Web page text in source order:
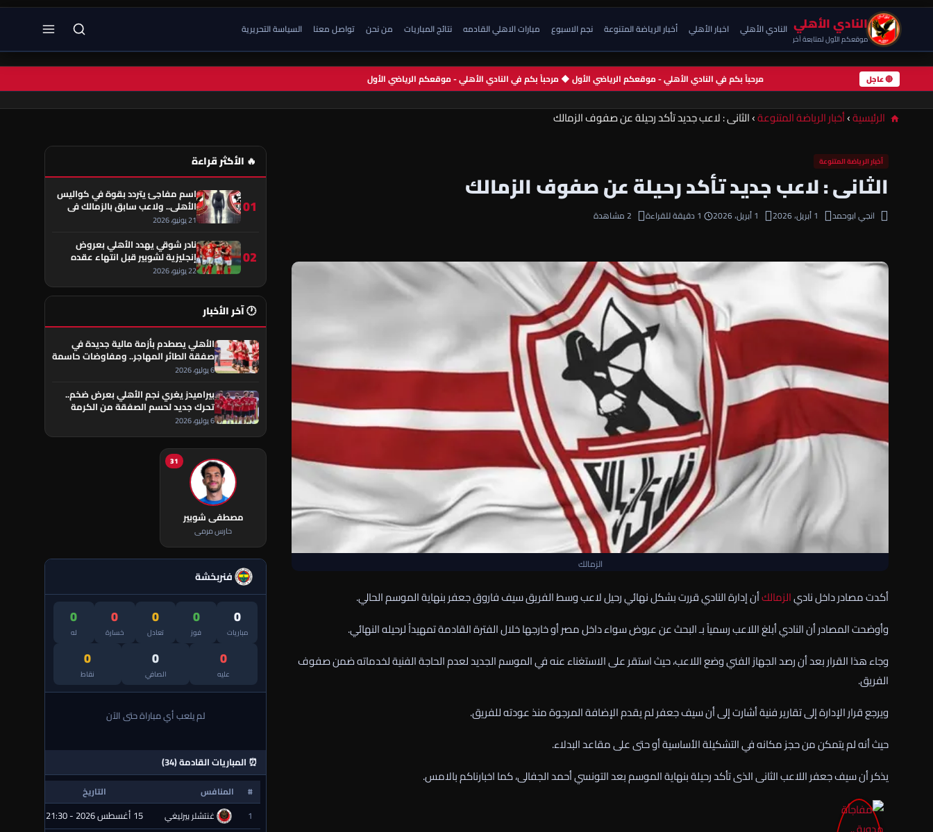
النادي الأهلي
موقعكم الأول لمتابعة آخر
النادي الأهلي اخبار الأهلي أخبار الرياضة المتنوعة نجم الاسبوع مبارات الاهلي القادمه نتائج المباريات من نحن تواصل معنا السياسة التحريرية
🔴 عاجل مرحباً بكم في النادي الأهلي - موقعكم الرياضي الأول ◆ مرحباً بكم في النادي الأهلي - موقعكم الرياضي الأول
الرئيسية›أخبار الرياضة المتنوعة›الثانى : لاعب جديد تأكد رحيلة عن صفوف الزمالك
أخبار الرياضة المتنوعة
الثانى : لاعب جديد تأكد رحيلة عن صفوف الزمالك
انجي ابوحمد 1 أبريل، 2026 1 أبريل، 2026 1 دقيقة للقراءة 2 مشاهدة
الزمالك
أكدت مصادر داخل ناديالزمالكأن إدارة النادي قررت بشكل نهائي رحيل لاعب وسط الفريق سيف فاروق جعفر بنهاية الموسم الحالي.
وأوضحت المصادر أن النادي أبلغ اللاعب رسمياً بـ البحث عن عروض سواء داخل مصر أو خارجها خلال الفترة القادمة تمهيداُ لرحيله النهائي.
وجاء هذا القرار بعد أن رصد الجهاز الفني وضع اللاعب، حيث استقر على الاستغناء عنه في الموسم الجديد لعدم الحاجة الفنية لخدماته ضمن صفوف
الفريق.
ويرجع قرار الإدارة إلى تقارير فنية أشارت إلى أن سيف جعفر لم يقدم الإضافة المرجوة منذ عودته للفريق.
حيث أنه لم يتمكن من حجز مكانه في التشكيلة الأساسية أو حتى على مقاعد البدلاء.
يذكر أن سيف جعفر اللاعب الثانى الذى تأكد رحيلة بنهاية الموسم بعد التونسي أحمد الجفالى، كما اخبارناكم بالامس.
🔥 الأكثر قراءة
01
اسم مفاجئ يتردد بقوة في كواليس
الأهلي.. ولاعب سابق بالزمالك في
قلب الحكاية!
21 يونيو، 2026
02
نادر شوقي يهدد الأهلي بعروض
إنجليزية لشوبير قبل انتهاء عقده
22 يونيو، 2026
🕐 آخر الأخبار
الأهلي يصطدم بأزمة مالية جديدة في
صفقة الطائر المهاجر.. ومفاوضات حاسمة
تقترب من الحسم
6 يوليو، 2026
بيراميدز يغري نجم الأهلي بعرض ضخم..
تحرك جديد لحسم الصفقة من الكرمة
العراقي
6 يوليو، 2026
31
مصطفى شوبير
حارس مرمى
فنربخشة
0
مباريات
0
فوز
0
تعادل
0
خسارة
0
له
0
عليه
0
الصافي
0
نقاط
لم يلعب أي مباراة حتى الآن
⏰ المباريات القادمة (34)
# المنافس التاريخ
1
غنتشلر بيرليغي 15 أغسطس 2026 - 21:30